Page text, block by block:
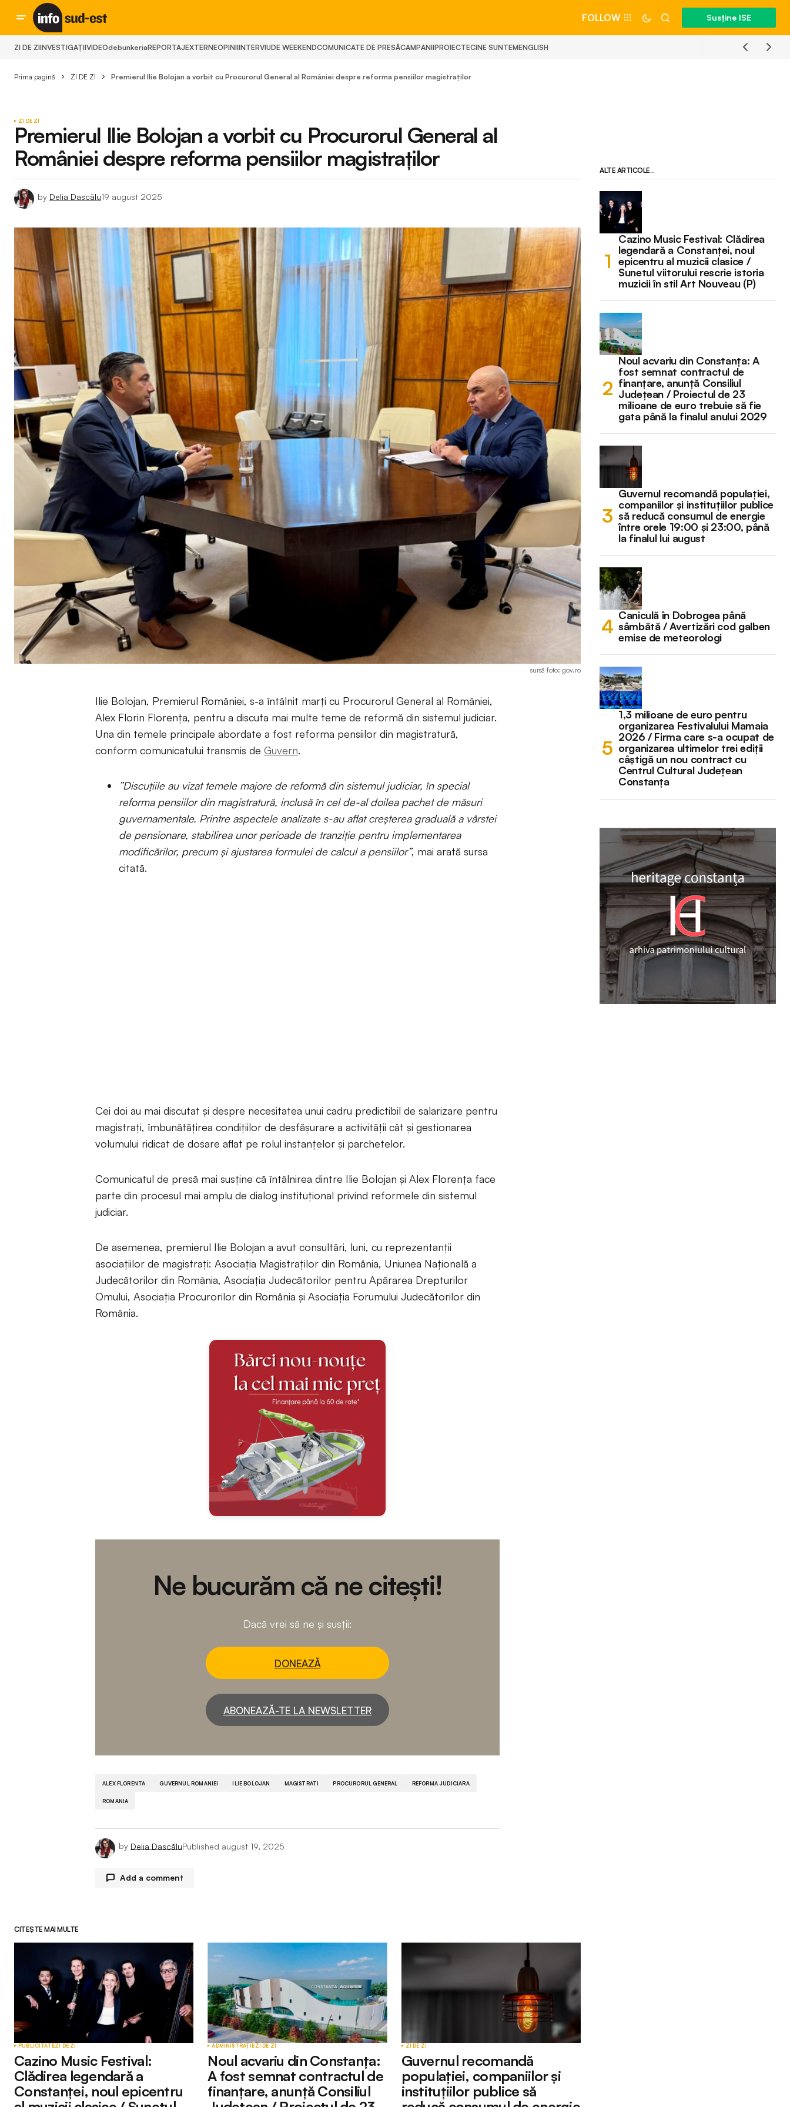
FOLLOW Susține ISE
ZI DE ZIINVESTIGAȚIIVIDEOdebunkeriaREPORTAJEXTERNEOPINIIINTERVIUDE WEEKENDCOMUNICATE DE PRESĂCAMPANIIPROIECTECINE SUNTEMENGLISH
Prima pagină ZI DE ZI Premierul Ilie Bolojan a vorbit cu Procurorul General al României despre reforma pensiilor magistraților
ZI DE ZI
Premierul Ilie Bolojan a vorbit cu Procurorul General al
României despre reforma pensiilor magistraților
by Delia Dascălu19 august 2025
sursă foto: gov.ro
Ilie Bolojan, Premierul României, s-a întâlnit marți cu Procurorul General al României,
Alex Florin Florența, pentru a discuta mai multe teme de reformă din sistemul judiciar.
Una din temele principale abordate a fost reforma pensiilor din magistratură,
conform comunicatului transmis de Guvern.
”Discuțiile au vizat temele majore de reformă din sistemul judiciar, în special
reforma pensiilor din magistratură, inclusă în cel de-al doilea pachet de măsuri
guvernamentale. Printre aspectele analizate s-au aflat creșterea graduală a vârstei
de pensionare, stabilirea unor perioade de tranziție pentru implementarea
modificărilor, precum și ajustarea formulei de calcul a pensiilor”, mai arată sursa
citată.
Cei doi au mai discutat și despre necesitatea unui cadru predictibil de salarizare pentru
magistrați, îmbunătățirea condițiilor de desfășurare a activității cât și gestionarea
volumului ridicat de dosare aflat pe rolul instanțelor și parchetelor.
Comunicatul de presă mai susține că întâlnirea dintre Ilie Bolojan și Alex Florența face
parte din procesul mai amplu de dialog instituțional privind reformele din sistemul
judiciar.
De asemenea, premierul Ilie Bolojan a avut consultări, luni, cu reprezentanții
asociațiilor de magistrați: Asociația Magistraților din România, Uniunea Națională a
Judecătorilor din România, Asociația Judecătorilor pentru Apărarea Drepturilor
Omului, Asociația Procurorilor din România și Asociația Forumului Judecătorilor din
România.
Ne bucurăm că ne citești!
Dacă vrei să ne și susții:
DONEAZĂ
ABONEAZĂ-TE LA NEWSLETTER
ALEX FLORENTA GUVERNUL ROMANIEI ILIE BOLOJAN MAGISTRATI PROCURORUL GENERAL REFORMA JUDICIARA
ROMANIA
by Delia DascăluPublished august 19, 2025
Add a comment
Comment*
Your Name Your E-mail*
Submit Comment
CITEȘTE MAI MULTE
PUBLICITATEZI DE ZI
Cazino Music Festival:
Clădirea legendară a
Constanței, noul epicentru
ADMINISTRAȚIEZI DE ZI
Noul acvariu din Constanța:
A fost semnat contractul de
finanțare, anunță Consiliul
ZI DE ZI
Guvernul recomandă
populației, companiilor și
instituțiilor publice să
ALTE ARTICOLE...
Cazino Music Festival: Clădirea
legendară a Constanței, noul
epicentru al muzicii clasice /
Sunetul viitorului rescrie istoria
muzicii în stil Art Nouveau (P)
Noul acvariu din Constanța: A
fost semnat contractul de
finanțare, anunță Consiliul
Județean / Proiectul de 23
milioane de euro trebuie să fie
gata până la finalul anului 2029
Guvernul recomandă populației,
companiilor și instituțiilor publice
să reducă consumul de energie
între orele 19:00 și 23:00, până
la finalul lui august
Caniculă în Dobrogea până
sâmbătă / Avertizări cod galben
emise de meteorologi
1,3 milioane de euro pentru
organizarea Festivalului Mamaia
2026 / Firma care s-a ocupat de
organizarea ultimelor trei ediții
câștigă un nou contract cu
Centrul Cultural Județean
Constanța